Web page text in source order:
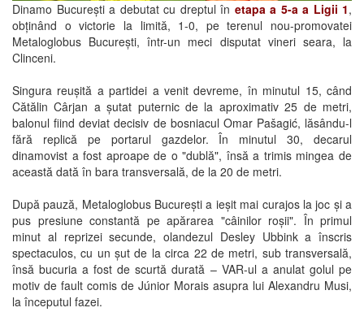
Dinamo București a debutat cu dreptul în etapa a 5-a a Ligii 1,
obținând o victorie la limită, 1-0, pe terenul nou-promovatei
Metaloglobus București, într-un meci disputat vineri seara, la
Clinceni.
Singura reușită a partidei a venit devreme, în minutul 15, când
Cătălin Cârjan a șutat puternic de la aproximativ 25 de metri,
balonul fiind deviat decisiv de bosniacul Omar Pašagić, lăsându-l
fără replică pe portarul gazdelor. În minutul 30, decarul
dinamovist a fost aproape de o "dublă", însă a trimis mingea de
această dată în bara transversală, de la 20 de metri.
După pauză, Metaloglobus București a ieșit mai curajos la joc și a
pus presiune constantă pe apărarea "câinilor roșii". În primul
minut al reprizei secunde, olandezul Desley Ubbink a înscris
spectaculos, cu un șut de la circa 22 de metri, sub transversală,
însă bucuria a fost de scurtă durată – VAR-ul a anulat golul pe
motiv de fault comis de Júnior Morais asupra lui Alexandru Musi,
la începutul fazei.